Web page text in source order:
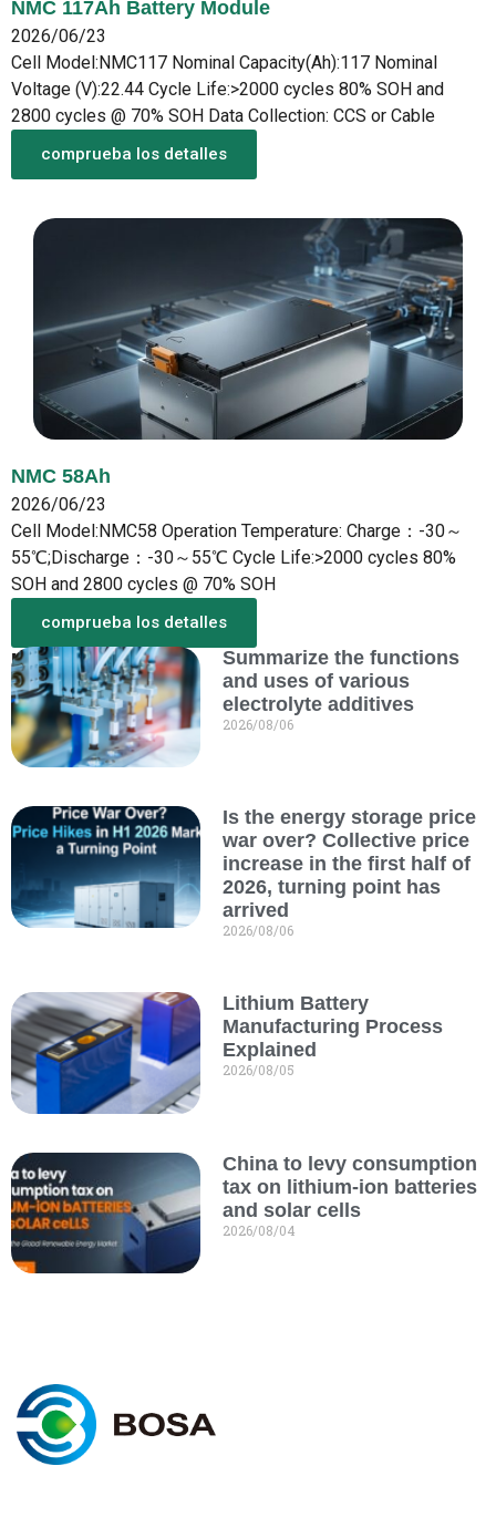
NMC 117Ah Battery Module
2026/06/23
Cell Model:NMC117 Nominal Capacity(Ah):117 Nominal
Voltage (V):22.44 Cycle Life:>2000 cycles 80% SOH and
2800 cycles @ 70% SOH Data Collection: CCS or Cable
comprueba los detalles
NMC 58Ah
2026/06/23
Cell Model:NMC58 Operation Temperature: Charge：-30～
55℃;Discharge：-30～55℃ Cycle Life:>2000 cycles 80%
SOH and 2800 cycles @ 70% SOH
comprueba los detalles
Más de lo nuevo
Summarize the functions
and uses of various
electrolyte additives
2026/08/06
Is the energy storage price
war over? Collective price
increase in the first half of
2026, turning point has
arrived
2026/08/06
Lithium Battery
Manufacturing Process
Explained
2026/08/05
China to levy consumption
tax on lithium-ion batteries
and solar cells
2026/08/04